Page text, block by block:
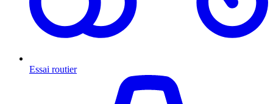
Essai routier